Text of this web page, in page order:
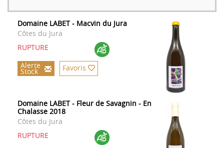
Domaine LABET - Macvin du Jura
Côtes du Jura
RUPTURE
Alerte
Stock Favoris
Domaine LABET - Fleur de Savagnin - En
Chalasse 2018
Côtes du Jura
RUPTURE